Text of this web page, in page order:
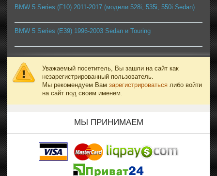
BMW 5 Series (F10) 2011-2017 (модели 528i, 535i, 550i Sedan)
BMW 5 Series (E39) 1996-2003 Sedan и Touring
Уважаемый посетитель, Вы зашли на сайт как
незарегистрированный пользователь.
Мы рекомендуем Вам зарегистрироваться либо войти
на сайт под своим именем.
МЫ ПРИНИМАЕМ